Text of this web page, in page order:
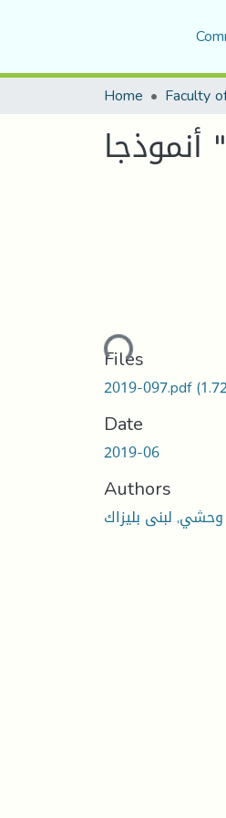
Home
Loading...
Files
2019-097.pdf
Date
2019-06
Authors
لبنى بليزاك